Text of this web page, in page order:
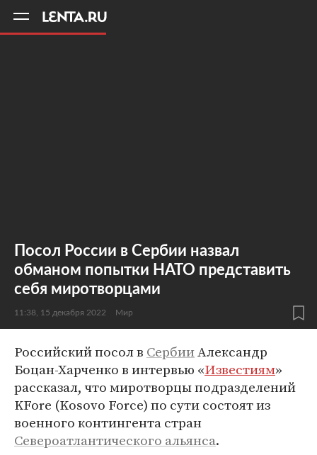
Посол России в Сербии назвал
обманом попытки НАТО представить
себя миротворцами
11:38, 15 декабря 2022 Мир
Российский посол в СербииАлександр
Боцан-Харченко в интервью «Известиям»
рассказал, что миротворцы подразделений
KFore (Kosovo Force) по сути состоят из
военного контингента стран
Североатлантического альянса.